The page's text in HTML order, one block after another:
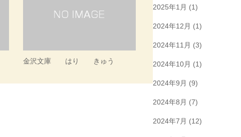
金沢文庫 はり きゅう
2025年1月 (1)
2024年12月 (1)
2024年11月 (3)
2024年10月 (1)
2024年9月 (9)
2024年8月 (7)
2024年7月 (12)